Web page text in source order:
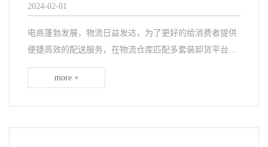
2024-02-01
电商蓬勃发展，物流日益发达，为了更好的给消费者提供
便捷高效的配送服务，在物流仓库匹配多套装卸货平台，
其好用、耐用、适用广的特点不仅加速了物流仓库的搬运
速度，更为企业降低成本、提升效率创造了便利条件。
more +